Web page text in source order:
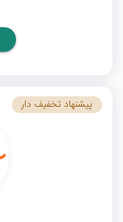
پیشنهاد تخفیف دار